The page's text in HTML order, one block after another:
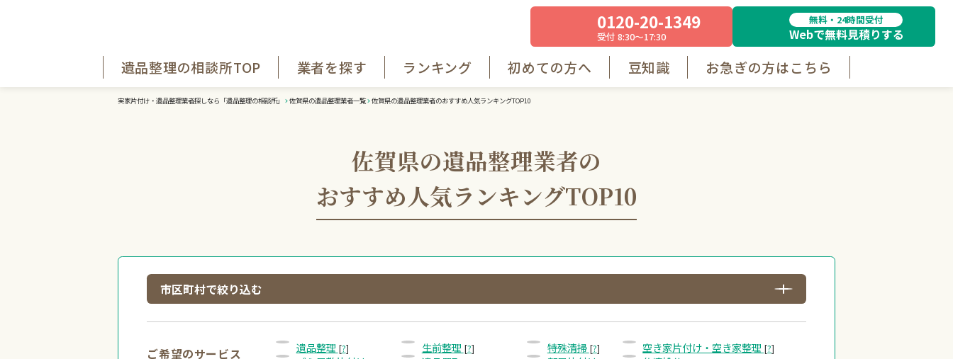
0120-20-1349
受付 8:30～17:30
無料・24時間受付
Webで無料見積りする
遺品整理の相談所TOP 業者を探す ランキング 初めての方へ 豆知識 お急ぎの方はこちら
実家片付け・遺品整理業者探しなら「遺品整理の相談所」 佐賀県の遺品整理業者一覧 佐賀県の遺品整理業者のおすすめ人気ランキングTOP10
佐賀県の遺品整理業者の
おすすめ人気ランキングTOP10
市区町村で絞り込む
ご希望のサービス 遺品整理 [?] 生前整理 [?] 特殊清掃 [?] 空き家片付け・空き家整理 [?]